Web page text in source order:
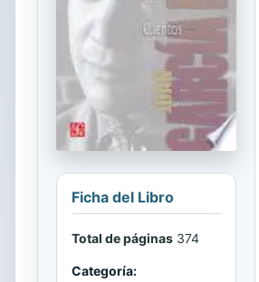
Ficha del Libro
Total de páginas 374
Categoría: